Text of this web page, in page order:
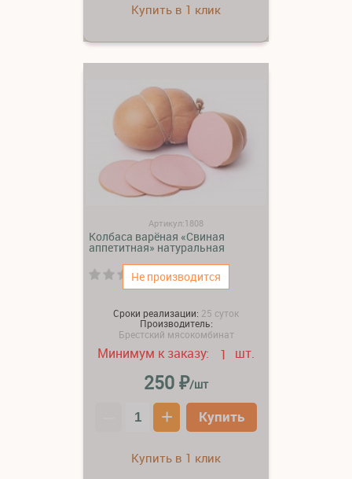
Купить в 1 клик
Не производится
Артикул:1808
Колбаса варёная «Свиная
аппетитная» натуральная
(0)
Сроки реализации: 25 суток
Производитель:
Брестский мясокомбинат
Минимум к заказу: 1 шт.
250₽/шт
+ Купить
Купить в 1 клик